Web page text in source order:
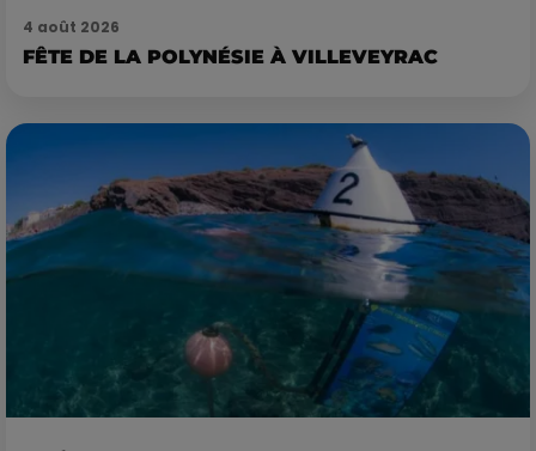
4 août 2026
FÊTE DE LA POLYNÉSIE À VILLEVEYRAC